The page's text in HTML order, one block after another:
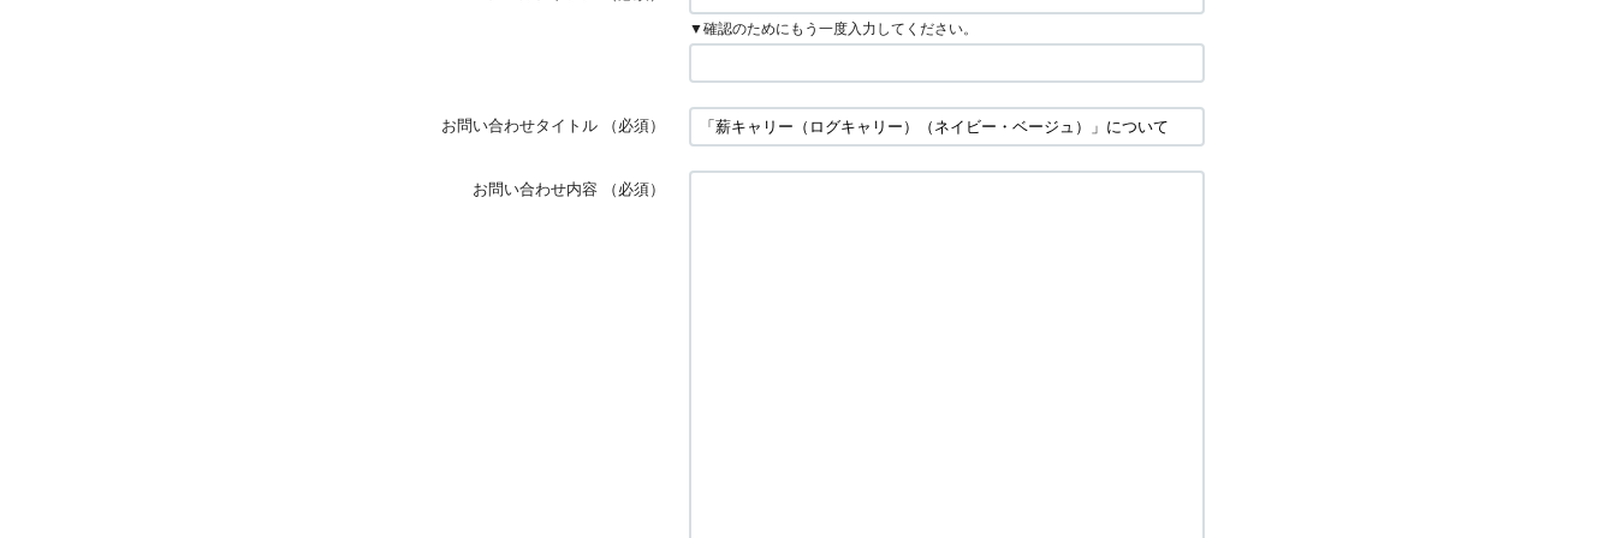
▼確認のためにもう一度入力してください。
お問い合わせタイトル （必須）
お問い合わせ内容 （必須）